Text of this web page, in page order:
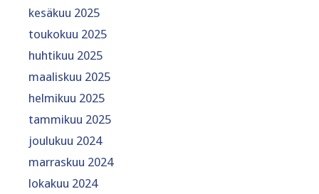
kesäkuu 2025
toukokuu 2025
huhtikuu 2025
maaliskuu 2025
helmikuu 2025
tammikuu 2025
joulukuu 2024
marraskuu 2024
lokakuu 2024